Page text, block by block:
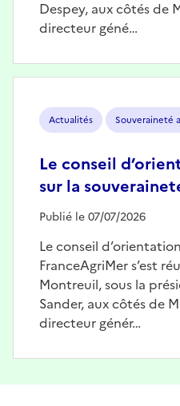
Despey, aux côtés de
directeur géné…
Actualités Souveraineté
Le conseil
sur la
Publié le 07/07/2026
Le conseil
FranceAgriMer s’est
Montreuil, sous la
Sander, aux côtés de
directeur génér…